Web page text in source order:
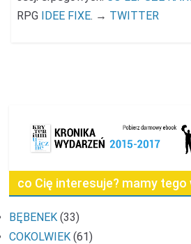
RPG
IDEE FIXE. → TWITTER
co Cię interesuje? mamy tego
BĘBENEK (33)
COKOLWIEK (61)